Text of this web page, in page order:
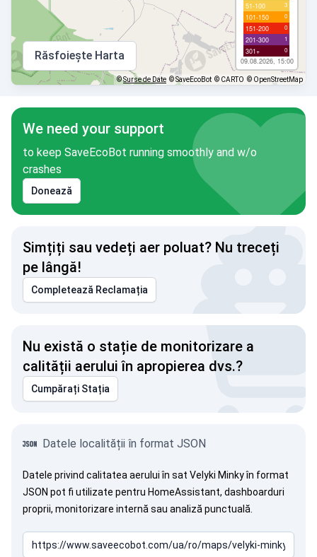
51-100 3
101-150 0
151-200 0
201-300 1
301+ 0
09.08.2026, 15:00
Răsfoiește Harta
©Surse de Date © SaveEcoBot © CARTO © OpenStreetMap
We need your support
to keep SaveEcoBot running smoothly and w/o
crashes
Donează
Simțiți sau vedeți aer poluat? Nu treceți
pe lângă!
Completează Reclamația
Nu există o stație de monitorizare a
calității aerului în apropierea dvs.?
Cumpărați Stația
Datele localității în format JSON
Datele privind calitatea aerului în sat Velyki Minky în format
JSON pot fi utilizate pentru HomeAssistant, dashboarduri
proprii, monitorizare internă sau analiză punctuală.